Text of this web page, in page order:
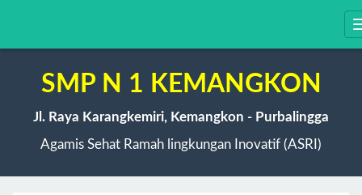
SMP N 1 KEMANGKON
Jl. Raya Karangkemiri, Kemangkon - Purbalingga
Agamis Sehat Ramah lingkungan Inovatif (ASRI)